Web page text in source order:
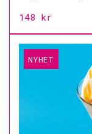
148 kr
NYHET